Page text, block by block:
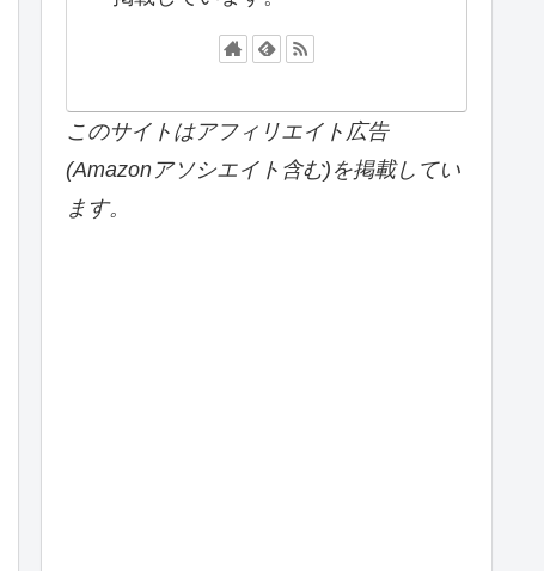
このサイトはアフィリエイト広告
(Amazonアソシエイト含む)を掲載してい
ます。